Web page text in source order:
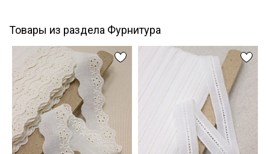
Товары из раздела Фурнитура